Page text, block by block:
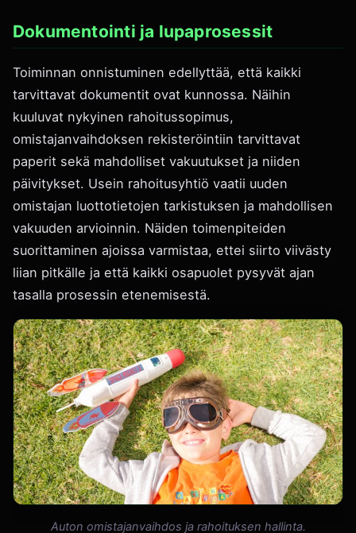
Dokumentointi ja lupaprosessit
Toiminnan onnistuminen edellyttää, että kaikki
tarvittavat dokumentit ovat kunnossa. Näihin
kuuluvat nykyinen rahoitussopimus,
omistajanvaihdoksen rekisteröintiin tarvittavat
paperit sekä mahdolliset vakuutukset ja niiden
päivitykset. Usein rahoitusyhtiö vaatii uuden
omistajan luottotietojen tarkistuksen ja mahdollisen
vakuuden arvioinnin. Näiden toimenpiteiden
suorittaminen ajoissa varmistaa, ettei siirto viivästy
liian pitkälle ja että kaikki osapuolet pysyvät ajan
tasalla prosessin etenemisestä.
Auton omistajanvaihdos ja rahoituksen hallinta.